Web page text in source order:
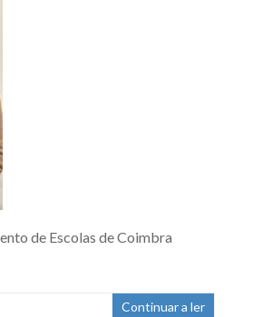
de Escolas de Coimbra
Continuar a ler